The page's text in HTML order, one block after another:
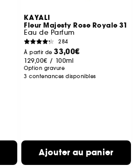
KAYALI
Fleur Majesty Rose Royale 31
Eau de Parfum
284
À partir de33,00€
129,00€ / 100ml
Option gravure
3 contenances disponibles
Ajouter au panier